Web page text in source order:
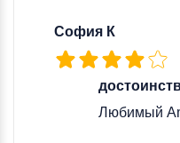
София К
Любимый